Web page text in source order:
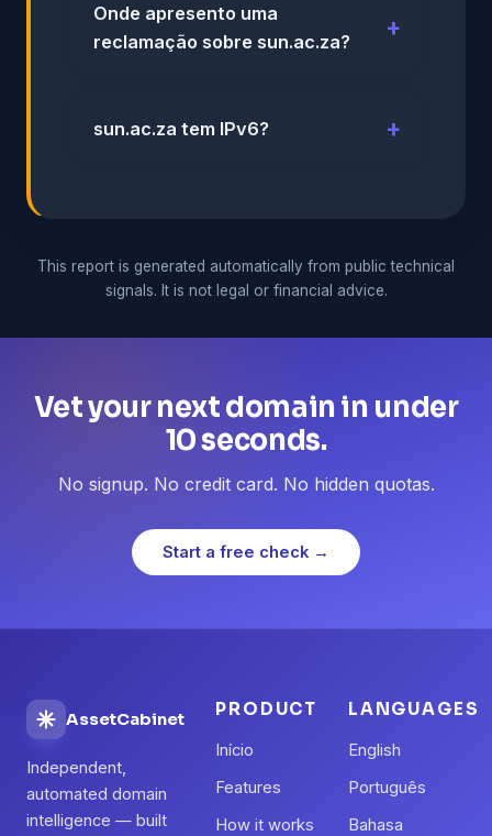
Onde apresento uma
reclamação sobre sun.ac.za?
sun.ac.za tem IPv6?
This report is generated automatically from public technical
signals. It is not legal or financial advice.
Vet your next domain in under
10 seconds.
No signup. No credit card. No hidden quotas.
Start a free check →
AssetCabinet
Independent,
automated domain
intelligence — built
PRODUCT
Início
Features
How it works
LANGUAGES
English
Português
Bahasa